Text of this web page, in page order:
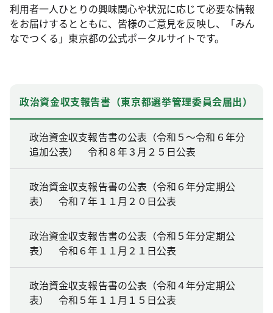
利用者一人ひとりの興味関心や状況に応じて必要な情報
をお届けするとともに、皆様のご意見を反映し、「みん
なでつくる」東京都の公式ポータルサイトです。
政治資金収支報告書（東京都選挙管理委員会届出）
政治資金収支報告書の公表（令和５～令和６年分
追加公表） 令和８年３月２５日公表
政治資金収支報告書の公表（令和６年分定期公
表） 令和７年１１月２０日公表
政治資金収支報告書の公表（令和５年分定期公
表） 令和６年１１月２１日公表
政治資金収支報告書の公表（令和４年分定期公
表） 令和５年１１月１５日公表